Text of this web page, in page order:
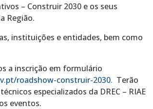
– Construir 2030 e os seus
Região.
instituições e entidades, bem como
a inscrição em formulário
roadshow-construir-2030. Terão
especializados da DREC – RIAE
eventos.